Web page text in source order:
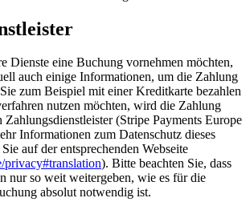
Dienste eine Buchung vornehmen möchten,
auch einige Informationen, um die Zahlung
zum Beispiel mit einer Kreditkarte bezahlen
nutzen möchten, wird die Zahlung
Zahlungsdienstleister (Stripe Payments Europe
Informationen zum Datenschutz dieses
auf der entsprechenden Webseite
privacy#translation). Bitte beachten Sie, dass
nur so weit weitergeben, wie es für die
absolut notwendig ist.